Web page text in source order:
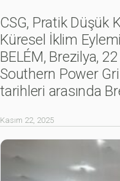
CSG, Pratik Düşük
Küresel İklim
BELÉM, Brezilya,
Southern Power
tarihleri arasında
Kasım 22, 2025